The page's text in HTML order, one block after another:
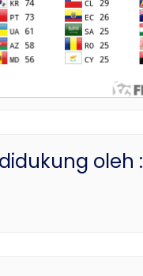
oleh :